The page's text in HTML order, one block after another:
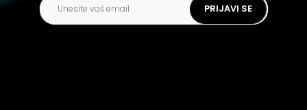
PRIJAVI SE